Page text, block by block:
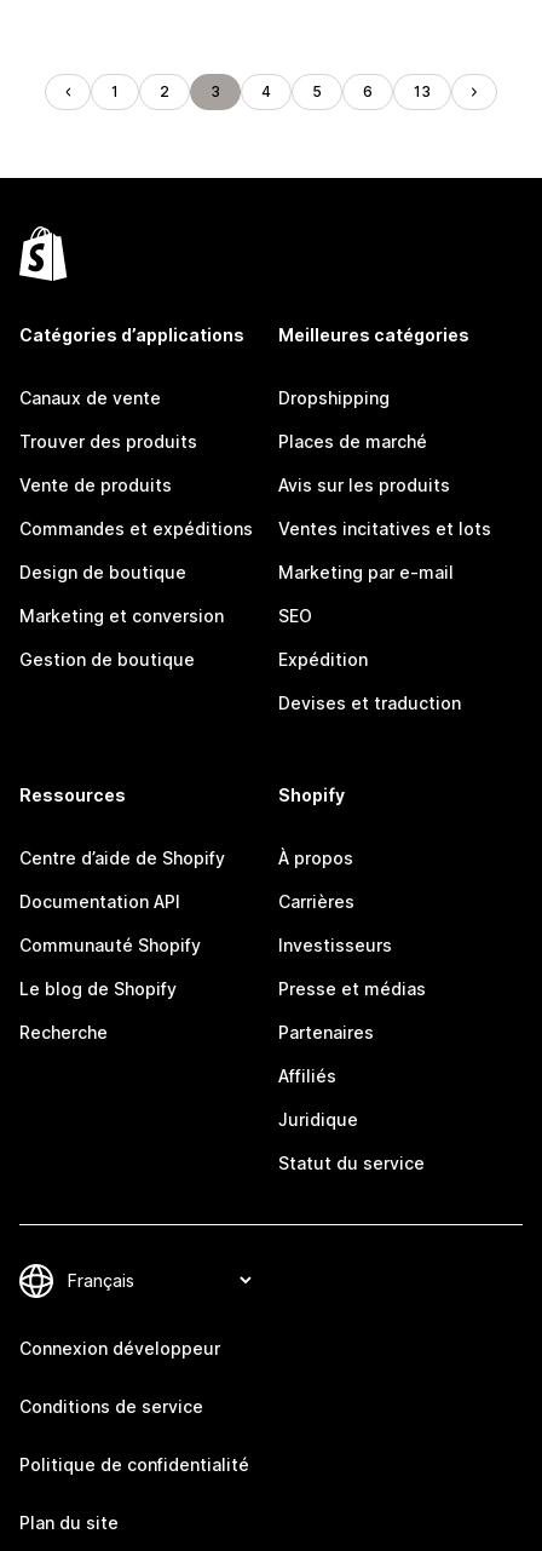
1 2 3 4 5 6 13
Catégories d’applications
Canaux de vente
Trouver des produits
Vente de produits
Commandes et expéditions
Design de boutique
Marketing et conversion
Gestion de boutique
Meilleures catégories
Dropshipping
Places de marché
Avis sur les produits
Ventes incitatives et lots
Marketing par e-mail
SEO
Expédition
Devises et traduction
Ressources
Centre d’aide de Shopify
Documentation API
Communauté Shopify
Le blog de Shopify
Recherche
Shopify
À propos
Carrières
Investisseurs
Presse et médias
Partenaires
Affiliés
Juridique
Statut du service
Connexion développeur
Conditions de service
Politique de confidentialité
Plan du site